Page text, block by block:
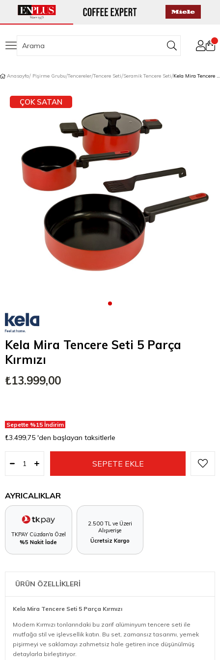
Anasayfa Pişirme Grubu Tencereler Tencere Seti Seramik Tencere Seti Kela Mira Tencere Seti 5 Parça Kırmızı
ÇOK SATAN
Kela Mira Tencere Seti 5 Parça
Kırmızı
₺13.999,00
Sepette %15 İndirim
₺3.499,75 'den başlayan taksitlerle
AYRICALIKLAR
TKPAY Cüzdan'a Özel
%5 Nakit İade
2.500 TL ve Üzeri
Alışverişe
Ücretsiz Kargo
ÜRÜN ÖZELLİKLERİ
Kela Mira Tencere Seti 5 Parça Kırmızı
Modern Kırmızı tonlarındaki bu zarif alüminyum tencere seti ile
mutfağa stil ve işlevsellik katın. Bu set, zamansız tasarımı, yemek
pişirmeyi ve saklamayı zahmetsiz hale getiren ince düşünülmüş
detaylarla birleştiriyor.